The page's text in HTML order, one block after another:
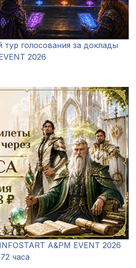
голосования за доклады
2026
A&PM EVENT 2026
часа